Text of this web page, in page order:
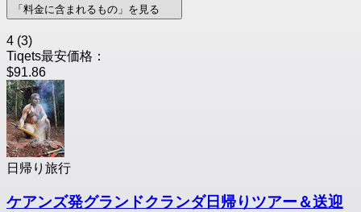
「料金に含まれるもの」を見る
4 (3)
Tiqets最安価格：
$91.86
日帰り旅行
ケアンズ発グランドクランダ日帰りツアー＆送迎